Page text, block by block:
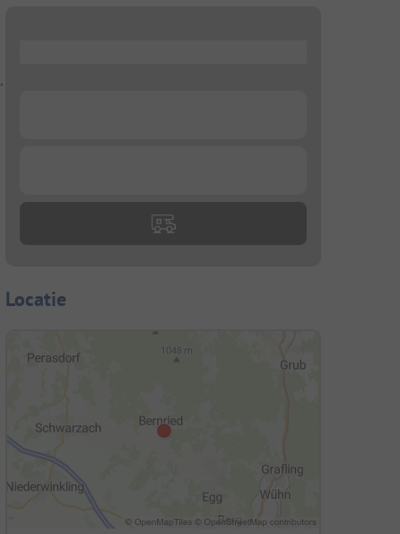
Locatie